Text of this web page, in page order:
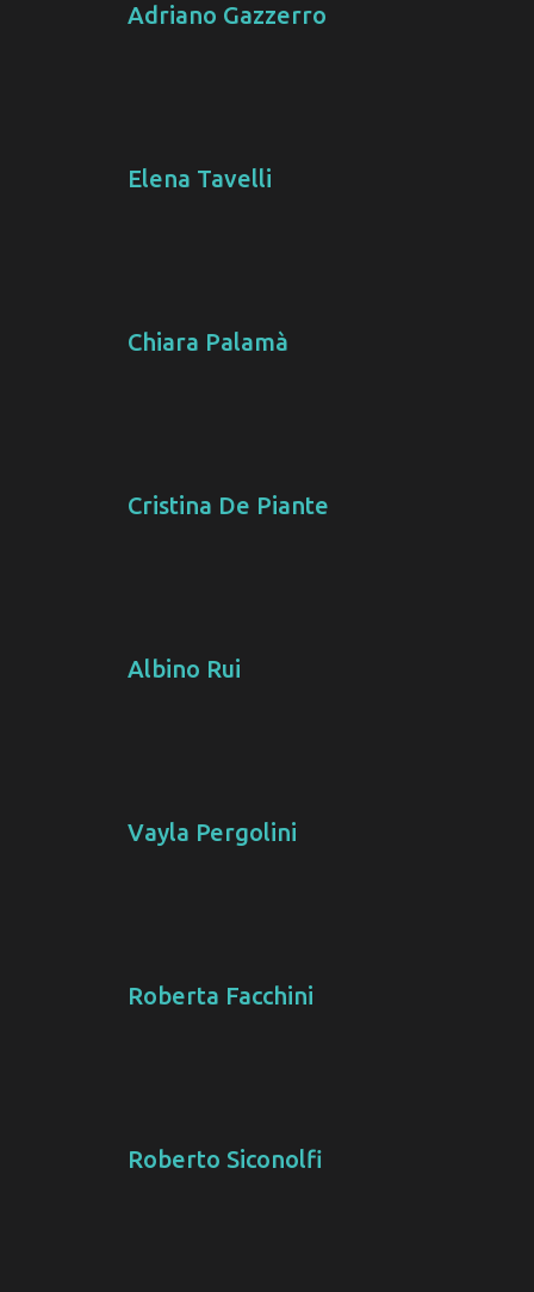
Adriano Gazzerro
Elena Tavelli
Chiara Palamà
Cristina De Piante
Albino Rui
Vayla Pergolini
Roberta Facchini
Roberto Siconolfi